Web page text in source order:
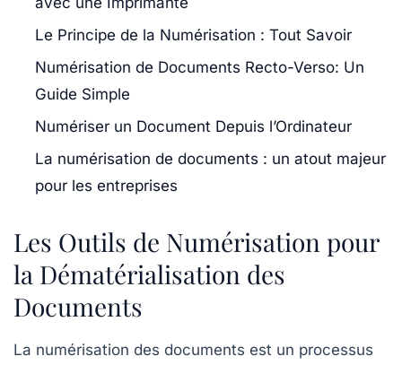
Le Principe de la Numérisation : Tout Savoir
Numérisation de Documents Recto-Verso: Un
Guide Simple
Numériser un Document Depuis l’Ordinateur
La numérisation de documents : un atout majeur
pour les entreprises
Les Outils de Numérisation pour
la Dématérialisation des
Documents
La numérisation des documents est un processus